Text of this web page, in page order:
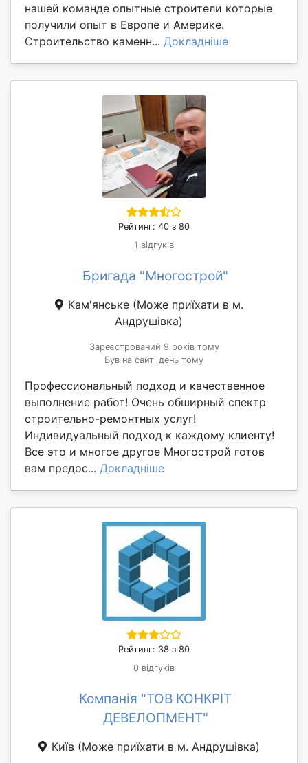
нашей команде опытные строители которые
получили опыт в Европе и Америке.
Строительство каменн... Докладніше
Рейтинг: 40 з 80
1 відгуків
Бригада "Многострой"
Кам'янське (Може приїхати в м.
Андрушівка)
Зареєстрований 9 років тому
Був на сайті день тому
Профессиональный подход и качественное
выполнение работ! Очень обширный спектр
строительно-ремонтных услуг!
Индивидуальный подход к каждому клиенту!
Все это и многое другое Многострой готов
вам предос... Докладніше
Рейтинг: 38 з 80
0 відгуків
Компанія "ТОВ КОНКРІТ
ДЕВЕЛОПМЕНТ"
Київ (Може приїхати в м. Андрушівка)